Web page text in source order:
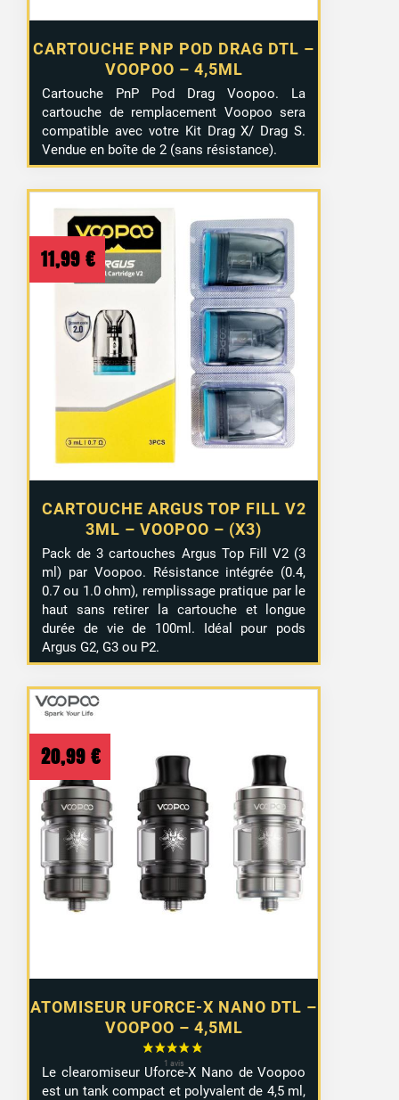
CARTOUCHE PNP POD DRAG DTL –
VOOPOO – 4,5ML
Cartouche PnP Pod Drag Voopoo. La
cartouche de remplacement Voopoo sera
compatible avec votre Kit Drag X/ Drag S.
Vendue en boîte de 2 (sans résistance).
CARTOUCHE ARGUS TOP FILL V2
3ML – VOOPOO – (X3)
11,99 €
Pack de 3 cartouches Argus Top Fill V2 (3
ml) par Voopoo. Résistance intégrée (0.4,
0.7 ou 1.0 ohm), remplissage pratique par le
haut sans retirer la cartouche et longue
durée de vie de 100ml. Idéal pour pods
Argus G2, G3 ou P2.
ATOMISEUR UFORCE-X NANO DTL –
VOOPOO – 4,5ML
20,99 €
Le clearomiseur Uforce-X Nano de Voopoo
est un tank compact et polyvalent de 4,5 ml,